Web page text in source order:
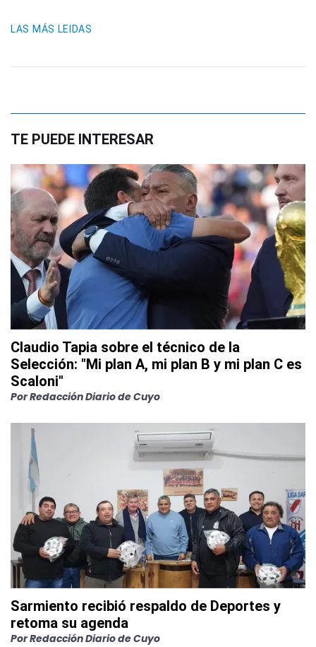
LAS MÁS LEIDAS
TE PUEDE INTERESAR
Claudio Tapia sobre el técnico de la
Selección: "Mi plan A, mi plan B y mi plan C es
Scaloni"
PorRedacción Diario de Cuyo
Sarmiento recibió respaldo de Deportes y
retoma su agenda
PorRedacción Diario de Cuyo